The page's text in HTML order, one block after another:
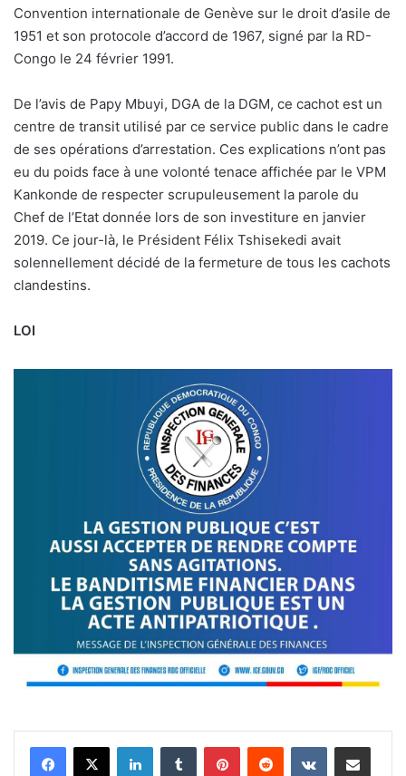
Convention internationale de Genève sur le droit d’asile de
1951 et son protocole d’accord de 1967, signé par la RD-
Congo le 24 février 1991.
De l’avis de Papy Mbuyi, DGA de la DGM, ce cachot est un
centre de transit utilisé par ce service public dans le cadre
de ses opérations d’arrestation. Ces explications n’ont pas
eu du poids face à une volonté tenace affichée par le VPM
Kankonde de respecter scrupuleusement la parole du
Chef de l’Etat donnée lors de son investiture en janvier
2019. Ce jour-là, le Président Félix Tshisekedi avait
solennellement décidé de la fermeture de tous les cachots
clandestins.
LOI
LinkedinTumblr PinterestReddit VKontaktePartager par email